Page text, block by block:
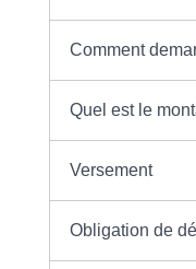
Comment
Quel est le
Versement
Obligation de